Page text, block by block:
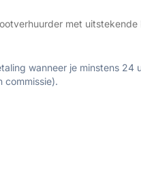
met
wanneer je minstens 24
commissie).